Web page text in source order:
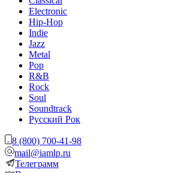
Electronic
Hip-Hop
Indie
Jazz
Metal
Pop
R&B
Rock
Soul
Soundtrack
Русский Рок
8 (800) 700-41-98
mail@iamlp.ru
Телеграмм